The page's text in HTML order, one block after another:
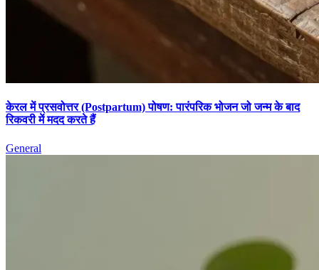
केरल में प्रसवोत्तर (Postpartum) पोषण: पारंपरिक भोजन जो जन्म के बाद
रिकवरी में मदद करते हैं
General